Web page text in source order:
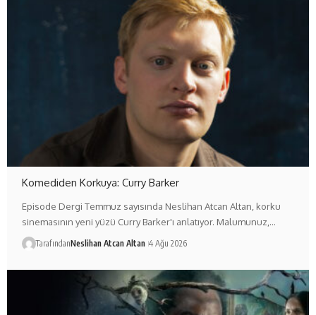
Komediden Korkuya: Curry Barker
Episode Dergi Temmuz sayısında Neslihan Atcan Altan, korku
sinemasının yeni yüzü Curry Barker'ı anlatıyor. Malumunuz,…
TarafındanNeslihan Atcan Altan 4 Ağu 2026